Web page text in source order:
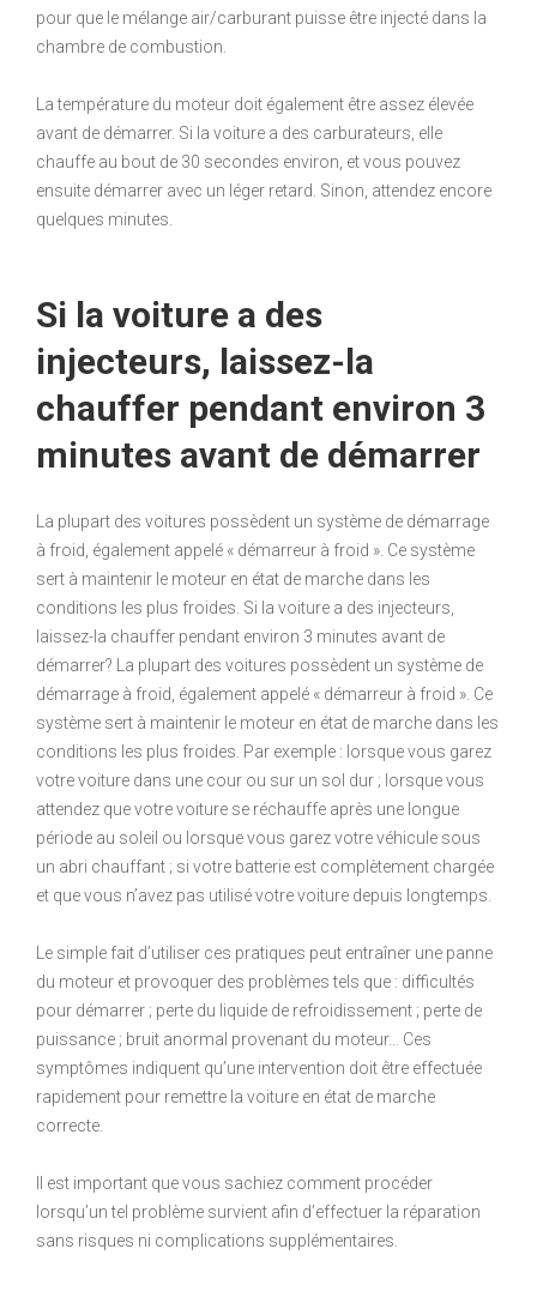
pour que le mélange air/carburant puisse être injecté dans la
chambre de combustion.
La température du moteur doit également être assez élevée
avant de démarrer. Si la voiture a des carburateurs, elle
chauffe au bout de 30 secondes environ, et vous pouvez
ensuite démarrer avec un léger retard. Sinon, attendez encore
quelques minutes.
Si la voiture a des
injecteurs, laissez-la
chauffer pendant environ 3
minutes avant de démarrer
La plupart des voitures possèdent un système de démarrage
à froid, également appelé « démarreur à froid ». Ce système
sert à maintenir le moteur en état de marche dans les
conditions les plus froides. Si la voiture a des injecteurs,
laissez-la chauffer pendant environ 3 minutes avant de
démarrer? La plupart des voitures possèdent un système de
démarrage à froid, également appelé « démarreur à froid ». Ce
système sert à maintenir le moteur en état de marche dans les
conditions les plus froides. Par exemple : lorsque vous garez
votre voiture dans une cour ou sur un sol dur ; lorsque vous
attendez que votre voiture se réchauffe après une longue
période au soleil ou lorsque vous garez votre véhicule sous
un abri chauffant ; si votre batterie est complètement chargée
et que vous n’avez pas utilisé votre voiture depuis longtemps.
Le simple fait d’utiliser ces pratiques peut entraîner une panne
du moteur et provoquer des problèmes tels que : difficultés
pour démarrer ; perte du liquide de refroidissement ; perte de
puissance ; bruit anormal provenant du moteur… Ces
symptômes indiquent qu’une intervention doit être effectuée
rapidement pour remettre la voiture en état de marche
correcte.
Il est important que vous sachiez comment procéder
lorsqu’un tel problème survient afin d’effectuer la réparation
sans risques ni complications supplémentaires.